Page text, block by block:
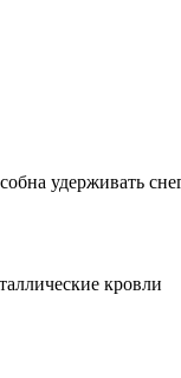
удерживать